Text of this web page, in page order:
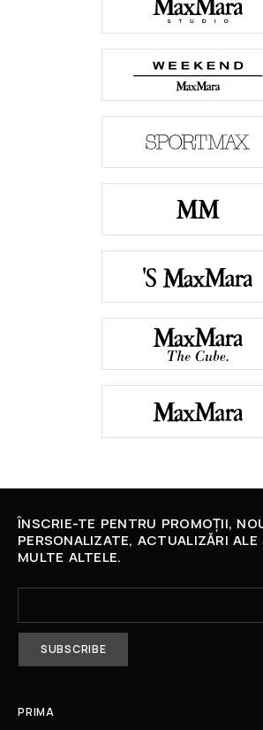
ÎNSCRIE-TE PENTRU PROMOȚII,
PERSONALIZATE, ACTUALIZĂRI
MULTE ALTELE.
PRIMA